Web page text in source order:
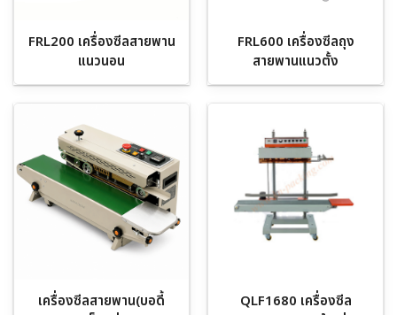
FRL200 เครื่องซีลสายพาน
แนวนอน
FRL600 เครื่องซีลถุง
สายพานแนวตั้ง
เครื่องซีลสายพาน(บอดี้
QLF1680 เครื่องซีล